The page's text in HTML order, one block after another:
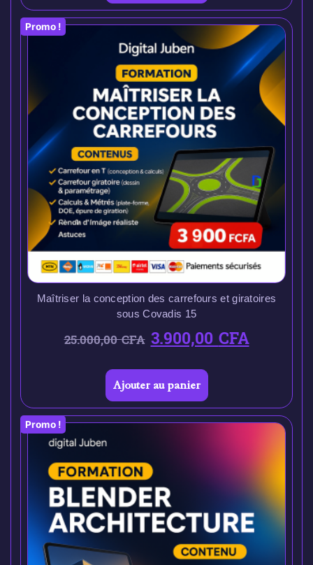
Promo !
Maîtriser la conception des carrefours et giratoires
sous Covadis 15
25.000,00CFA 3.900,00CFA
Ajouter au panier
Promo !